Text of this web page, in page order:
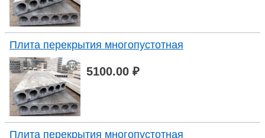
Плита перекрытия многопустотная
5100.00 ₽
Плита перекрытия многопустотная